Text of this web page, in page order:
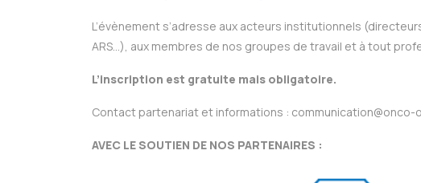
L’évènement s’adresse aux acteurs institutionnels
ARS…), aux membres de nos groupes de travail et à tout
L’inscription est gratuite mais obligatoire.
Contact partenariat et informations : communication@onco-
AVEC LE SOUTIEN DE NOS PARTENAIRES :